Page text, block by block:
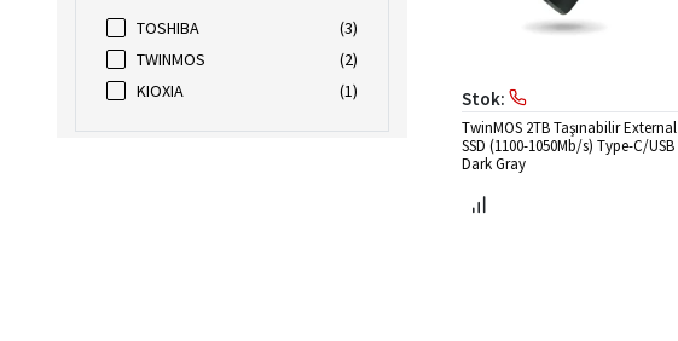
TOSHIBA
(3)
TWINMOS
(2)
KIOXIA
(1) Stok:
TwinMOS 2TB Taşınabilir External
SSD (1100-1050Mb/s) Type-C/USB
Dark Gray